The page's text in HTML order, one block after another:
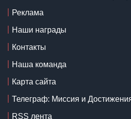
Реклама
Наши награды
Контакты
Наша команда
Карта сайта
Телеграф: Миссия и
RSS лента